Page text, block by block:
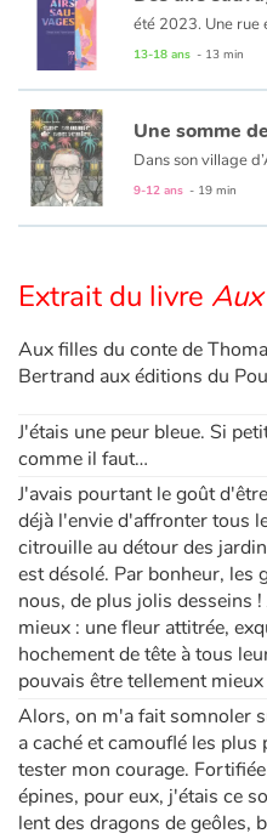
Apprendre les langues
Dyslexie, troubles de la lecture
Nos listes de lecture
Coups de coeur
13-18 ans - 13 min
Une somme
9-12 ans - 19 min
Extrait du livre
Aux filles du conte de
Bertrand aux éditions du
J'étais une peur bleue. Si
comme il faut…
J'avais pourtant le goût
déjà l'envie d'affronter tous
citrouille au détour des
est désolé. Par bonheur, les
nous, de plus jolis desseins
mieux : une fleur attitrée,
hochement de tête à tous
pouvais être tellement
Alors, on m'a fait somnoler
a caché et camouflé les
tester mon courage.
épines, pour eux, j'étais ce
lent des dragons de geôles,